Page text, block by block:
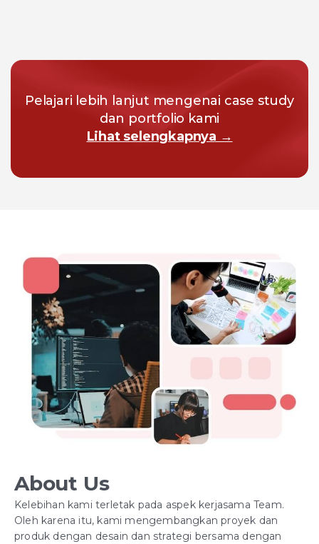
Pelajari lebih lanjut mengenai case study
dan portfolio kami
Lihat selengkapnya →
About Us
Kelebihan kami terletak pada aspek kerjasama Team.
Oleh karena itu, kami mengembangkan proyek dan
produk dengan desain dan strategi bersama dengan